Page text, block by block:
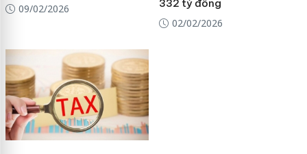
09/02/2026
332 tỷ đồng
02/02/2026